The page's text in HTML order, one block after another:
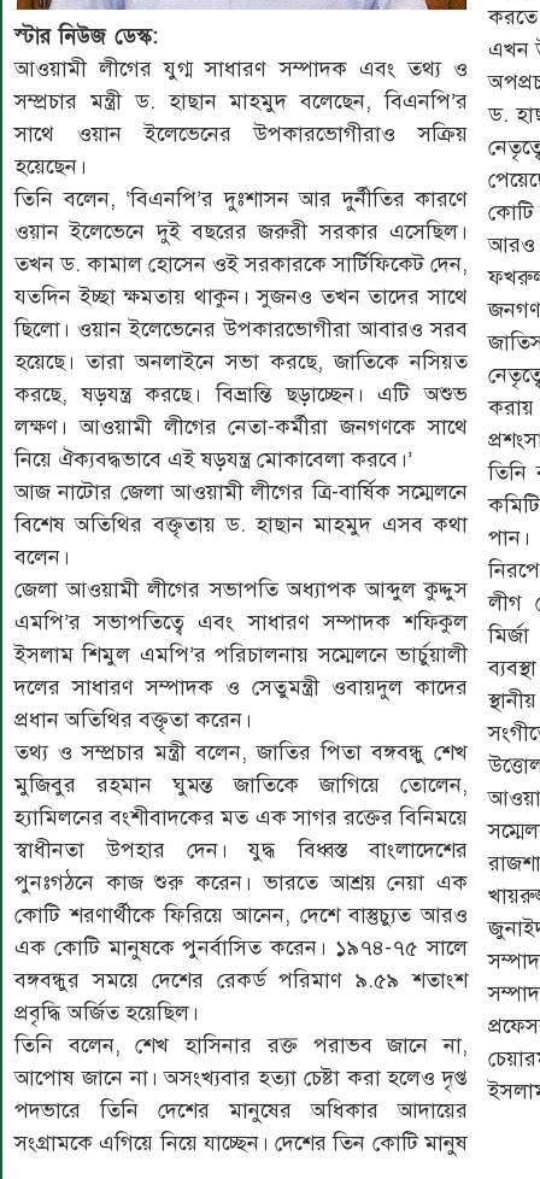
স্টার নিউজ ডেস্ক:
আওয়ামী লীগের যুগ্ম সাধারণ সম্পাদক এবং তথ্য ও
সম্প্রচার মন্ত্রী ড. হাছান মাহমুদ বলেছেন, বিএনপি’র
সাথে ওয়ান ইলেভেনের উপকারভোগীরাও সক্রিয়
হয়েছেন।
তিনি বলেন, ‘বিএনপি’র দুঃশাসন আর দুর্নীতির কারণে
ওয়ান ইলেভেনে দুই বছরের জরুরী সরকার এসেছিল।
তখন ড. কামাল হোসেন ওই সরকারকে সার্টিফিকেট দেন,
যতদিন ইচ্ছা ক্ষমতায় থাকুন। সুজনও তখন তাদের সাথে
ছিলো। ওয়ান ইলেভেনের উপকারভোগীরা আবারও সরব
হয়েছে। তারা অনলাইনে সভা করছে, জাতিকে নসিয়ত
করছে, ষড়যন্ত্র করছে। বিভ্রান্তি ছড়াচ্ছেন। এটি অশুভ
লক্ষণ। আওয়ামী লীগের নেতা-কর্মীরা জনগণকে সাথে
নিয়ে ঐক্যবদ্ধভাবে এই ষড়যন্ত্র মোকাবেলা করবে।’
আজ নাটোর জেলা আওয়ামী লীগের ত্রি-বার্ষিক সম্মেলনে
বিশেষ অতিথির বক্তৃতায় ড. হাছান মাহমুদ এসব কথা
বলেন।
জেলা আওয়ামী লীগের সভাপতি অধ্যাপক আব্দুল কুদ্দুস
এমপি’র সভাপতিত্বে এবং সাধারণ সম্পাদক শফিকুল
ইসলাম শিমুল এমপি’র পরিচালনায় সম্মেলনে ভার্চুয়ালী
দলের সাধারণ সম্পাদক ও সেতুমন্ত্রী ওবায়দুল কাদের
প্রধান অতিথির বক্তৃতা করেন।
তথ্য ও সম্প্রচার মন্ত্রী বলেন, জাতির পিতা বঙ্গবন্ধু শেখ
মুজিবুর রহমান ঘুমন্ত জাতিকে জাগিয়ে তোলেন,
হ্যামিলনের বংশীবাদকের মত এক সাগর রক্তের বিনিময়ে
স্বাধীনতা উপহার দেন। যুদ্ধ বিধ্বস্ত বাংলাদেশের
পুনঃগঠনে কাজ শুরু করেন। ভারতে আশ্রয় নেয়া এক
কোটি শরণার্থীকে ফিরিয়ে আনেন, দেশে বাস্তুচ্যুত আরও
এক কোটি মানুষকে পুনর্বাসিত করেন। ১৯৭৪-৭৫ সালে
বঙ্গবন্ধুর সময়ে দেশের রেকর্ড পরিমাণ ৯.৫৯ শতাংশ
প্রবৃদ্ধি অর্জিত হয়েছিল।
তিনি বলেন, শেখ হাসিনার রক্ত পরাভব জানে না,
আপোষ জানে না। অসংখ্যবার হত্যা চেষ্টা করা হলেও দৃপ্ত
পদভারে তিনি দেশের মানুষের অধিকার আদায়ের
সংগ্রামকে এগিয়ে নিয়ে যাচ্ছেন। দেশের তিন কোটি মানুষ
করতে
এখন
ড.
কোটি
আরও
করায়
তিনি
পান।
লীগ